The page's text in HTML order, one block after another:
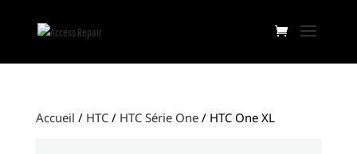
Accueil / HTC/ HTC Série One/ HTC One XL